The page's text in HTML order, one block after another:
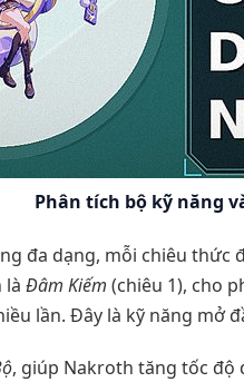
Phân tích bộ kỹ năng
đa dạng, mỗi chiêu
là Đâm Kiếm (chiêu 1), cho
lần. Đây là kỹ năng mở
, giúp Nakroth tăng tốc độ